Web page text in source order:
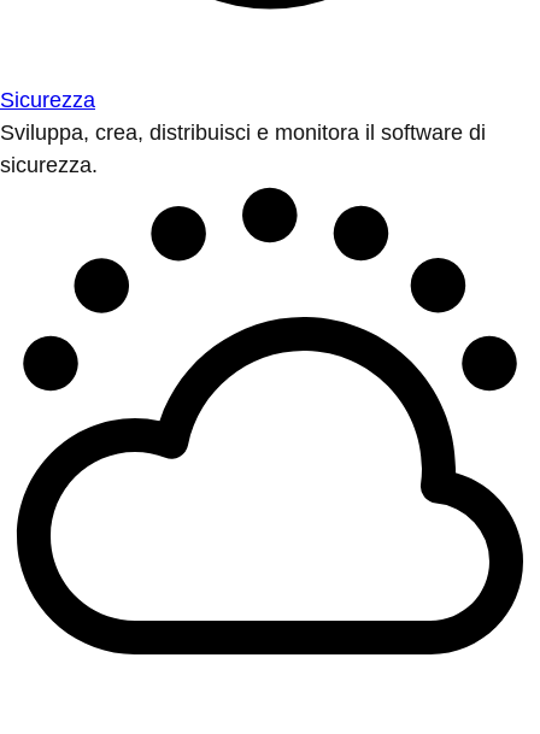
Sicurezza
Sviluppa, crea, distribuisci e monitora il software di
sicurezza.